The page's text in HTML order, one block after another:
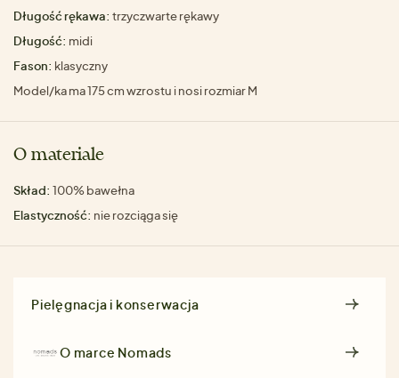
Długość rękawa: trzyczwarte rękawy
Długość: midi
Fason: klasyczny
Model/ka ma 175 cm wzrostu i nosi rozmiar M
O materiale
Skład: 100% bawełna
Elastyczność: nie rozciąga się
Pielęgnacja i konserwacja
O marce Nomads